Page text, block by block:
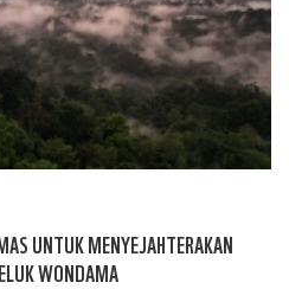
UNTUK MENYEJAHTERAKAN
WONDAMA